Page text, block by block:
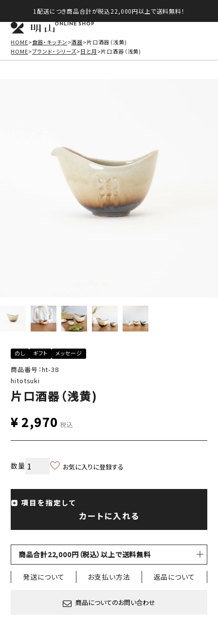
1配送につき商品合計が税込22,000円以上で送料無料！
ONLINE SHOP
HOME 食器・キッチン 酒器
片口酒器（浅黄)
HOME ブランド・シリーズ 日と月 片口酒器（浅黄)
のし ギフト メッセージ
商品番号：ht-38
hitotsuki
片口酒器（浅黄)
¥2,970 税込
お気に入りに登録する
項目を指定して
カートに入れる
商品合計22,000円（税込）以上で送料無料
発送について お支払い方法 返品について
商品についてのお問い合わせ